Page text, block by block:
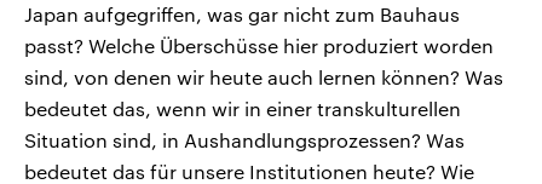
Japan aufgegriffen, was gar nicht zum Bauhaus
passt? Welche Überschüsse hier produziert worden
sind, von denen wir heute auch lernen können? Was
bedeutet das, wenn wir in einer transkulturellen
Situation sind, in Aushandlungsprozessen? Was
bedeutet das für unsere Institutionen heute? Wie